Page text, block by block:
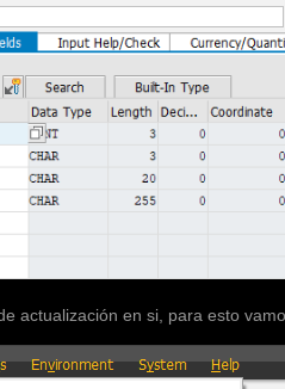
actualización en si, para esto